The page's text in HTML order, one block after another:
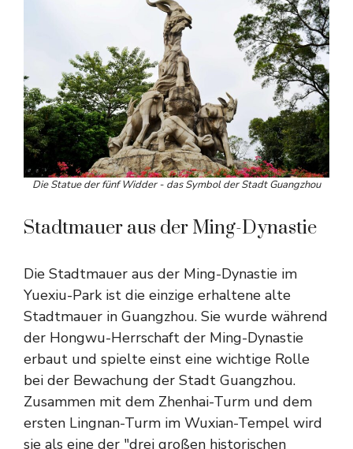
Die Statue der fünf Widder - das Symbol der Stadt Guangzhou
Stadtmauer aus der Ming-Dynastie
Die Stadtmauer aus der Ming-Dynastie im
Yuexiu-Park ist die einzige erhaltene alte
Stadtmauer in Guangzhou. Sie wurde während
der Hongwu-Herrschaft der Ming-Dynastie
erbaut und spielte einst eine wichtige Rolle
bei der Bewachung der Stadt Guangzhou.
Zusammen mit dem Zhenhai-Turm und dem
ersten Lingnan-Turm im Wuxian-Tempel wird
sie als eine der "drei großen historischen